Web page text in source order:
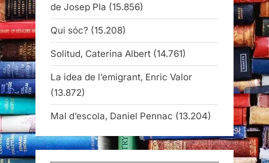
de Josep Pla (15.856)
Qui sóc? (15.208)
Solitud, Caterina Albert (14.761)
La idea de l’emigrant, Enric Valor
(13.872)
Mal d’escola, Daniel Pennac (13.204)